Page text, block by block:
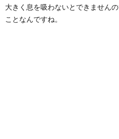
大きく息を吸わないとできません
ことなんですね。